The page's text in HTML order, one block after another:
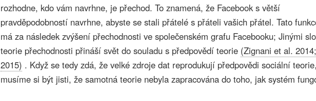
rozhodne, kdo vám navrhne, je přechod. To znamená, že Facebook s větší
pravděpodobností navrhne, abyste se stali přátelé s přáteli vašich přátel. Tato
má za následek zvýšení přechodnosti ve společenském grafu Facebooku; Jinými
teorie přechodnosti přináší svět do souladu s předpovědí teorie (Zignani et al.
2015) . Když se tedy zdá, že velké zdroje dat reprodukují předpovědi sociální teorie,
musíme si být jisti, že samotná teorie nebyla zapracována do toho, jak systém